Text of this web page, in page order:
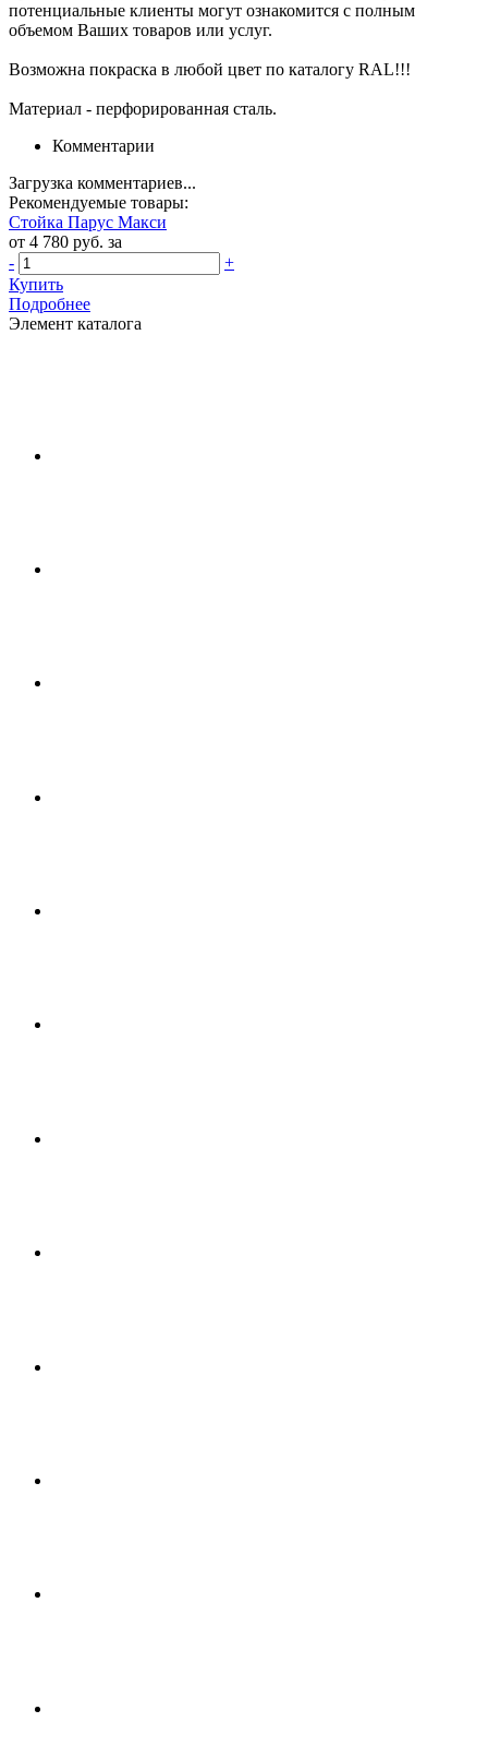
потенциальные клиенты могут ознакомится с полным
объемом Ваших товаров или услуг.
Возможна покраска в любой цвет по каталогу RAL!!!
Материал - перфорированная сталь.
Комментарии
Загрузка комментариев...
Рекомендуемые товары:
Стойка Парус Макси
от 4 780 руб. за
-
+
Купить
Подробнее
Элемент каталога